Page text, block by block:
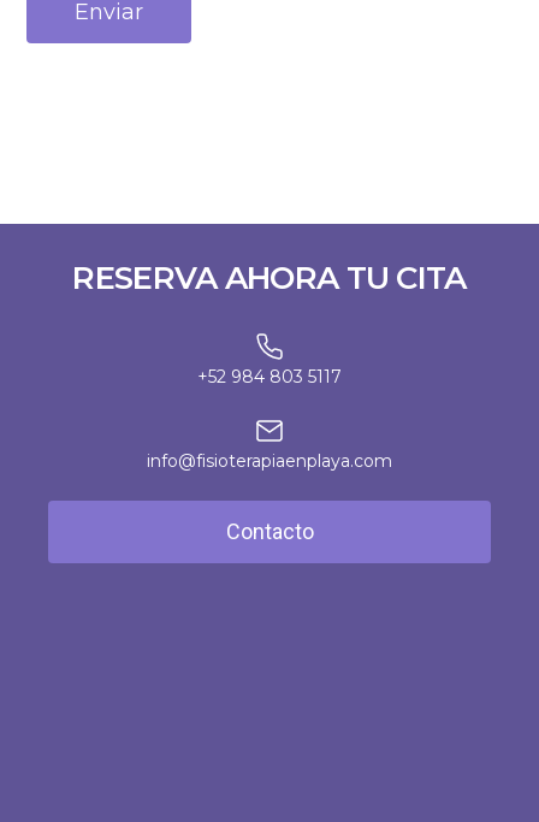
Enviar
RESERVA AHORA TU CITA
+52 984 803 5117
info@fisioterapiaenplaya.com
Contacto